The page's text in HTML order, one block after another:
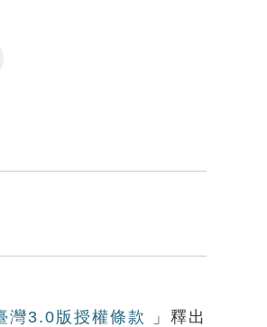
灣3.0版授權條款 」釋出